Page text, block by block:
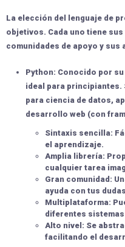
La elección del lenguaje de
objetivos. Cada uno tiene sus
comunidades de apoyo y
Python: Conocido por
ideal para principiantes.
para ciencia de datos,
desarrollo web (con
Sintaxis sencilla:
el aprendizaje.
Amplia librería:
cualquier tarea
Gran comunidad:
ayuda con tus
Multiplataforma:
diferentes
Alto nivel: Se
facilitando el